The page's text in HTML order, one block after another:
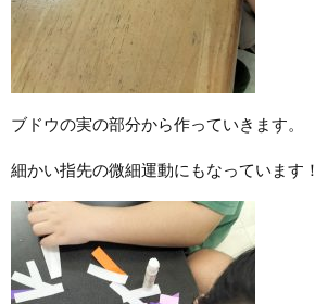
ブドウの実の部分から作っていきます。
細かい指先の微細運動にもなっています！